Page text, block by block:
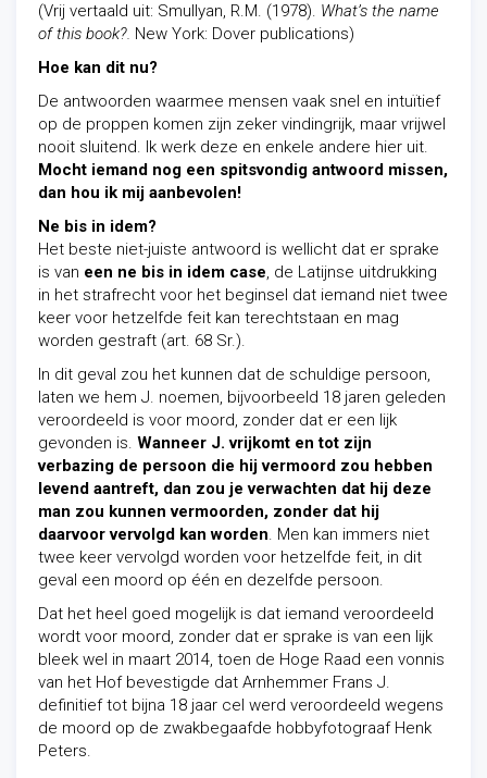
(Vrij vertaald uit: Smullyan, R.M. (1978). What’s the name
of this book?. New York: Dover publications)
Hoe kan dit nu?
De antwoorden waarmee mensen vaak snel en intuïtief
op de proppen komen zijn zeker vindingrijk, maar vrijwel
nooit sluitend. Ik werk deze en enkele andere hier uit.
Mocht iemand nog een spitsvondig antwoord missen,
dan hou ik mij aanbevolen!
Ne bis in idem?
Het beste niet-juiste antwoord is wellicht dat er sprake
is van een ne bis in idem case, de Latijnse uitdrukking
in het strafrecht voor het beginsel dat iemand niet twee
keer voor hetzelfde feit kan terechtstaan en mag
worden gestraft (art. 68 Sr.).
In dit geval zou het kunnen dat de schuldige persoon,
laten we hem J. noemen, bijvoorbeeld 18 jaren geleden
veroordeeld is voor moord, zonder dat er een lijk
gevonden is. Wanneer J. vrijkomt en tot zijn
verbazing de persoon die hij vermoord zou hebben
levend aantreft, dan zou je verwachten dat hij deze
man zou kunnen vermoorden, zonder dat hij
daarvoor vervolgd kan worden. Men kan immers niet
twee keer vervolgd worden voor hetzelfde feit, in dit
geval een moord op één en dezelfde persoon.
Dat het heel goed mogelijk is dat iemand veroordeeld
wordt voor moord, zonder dat er sprake is van een lijk
bleek wel in maart 2014, toen de Hoge Raad een vonnis
van het Hof bevestigde dat Arnhemmer Frans J.
definitief tot bijna 18 jaar cel werd veroordeeld wegens
de moord op de zwakbegaafde hobbyfotograaf Henk
Peters.